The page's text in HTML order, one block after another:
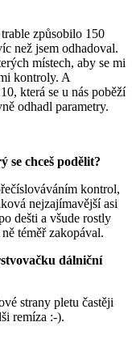
způsobilo 150
než jsem odhadoval.
místech, aby se mi
kontroly. A
která se u nás poběží
odhadl parametry.
se chceš podělit?
kontrol,
nejzajímavější asi
dešti a všude rostly
téměř zakopával.
dálniční
strany pletu častěji
remíza :-).